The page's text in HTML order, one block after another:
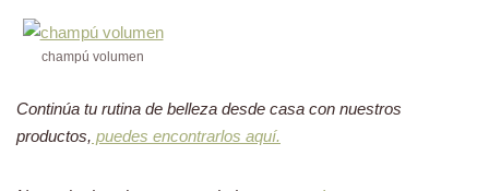
champú volumen
Continúa tu rutina de belleza desde casa con nuestros
productos, puedes encontrarlos aquí.